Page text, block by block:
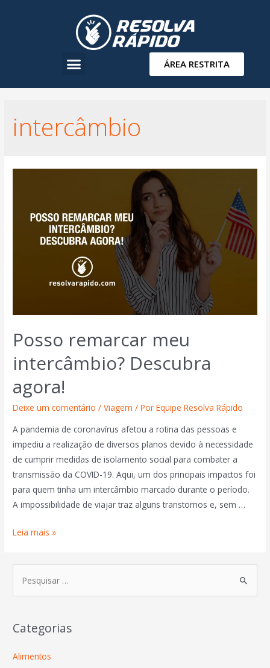
ÁREA RESTRITA
intercâmbio
Posso remarcar meu
intercâmbio? Descubra
agora!
Deixe um comentário /Viagem / PorEquipe Resolva Rápido
A pandemia de coronavírus afetou a rotina das pessoas e
impediu a realização de diversos planos devido à necessidade
de cumprir medidas de isolamento social para combater a
transmissão da COVID-19. Aqui, um dos principais impactos foi
para quem tinha um intercâmbio marcado durante o período.
A impossibilidade de viajar traz alguns transtornos e, sem …
Leia mais »
Categorias
Alimentos